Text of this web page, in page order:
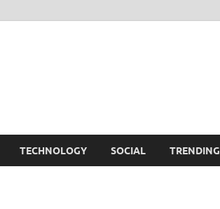
TECHNOLOGY SOCIAL TRENDING